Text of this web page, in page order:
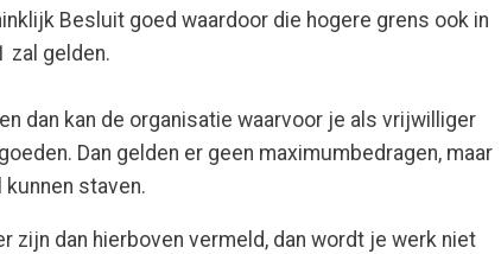
Besluit goed waardoor die hogere grens ook in
zal gelden.
en dan kan de organisatie waarvoor je als vrijwilliger
Dan gelden er geen maximumbedragen, maar
staven.
zijn dan hierboven vermeld, dan wordt je werk niet